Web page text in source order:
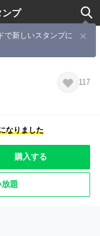
ンプ
で新しいスタンプに
プ
117
なりました
購入する
題